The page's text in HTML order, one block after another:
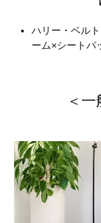
ハリー・ベル
ーム×シートパ
＜